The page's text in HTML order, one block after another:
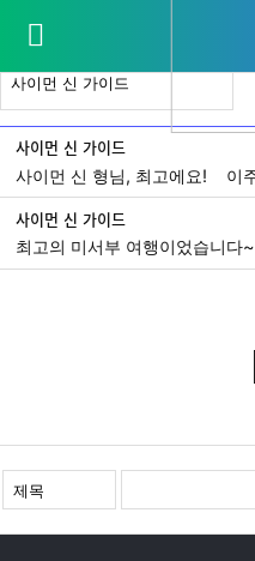
사이먼 신 가이드
사이먼 신 형님, 최고에요! 이
사이먼 신 가이드
최고의 미서부 여행이었습니다~